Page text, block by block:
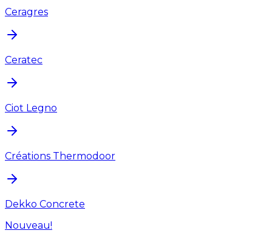
Ceragres
Ceratec
Ciot Legno
Créations Thermodoor
Dekko Concrete
Nouveau!